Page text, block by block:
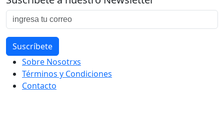
Sobre Nosotrxs
Términos y Condiciones
Contacto